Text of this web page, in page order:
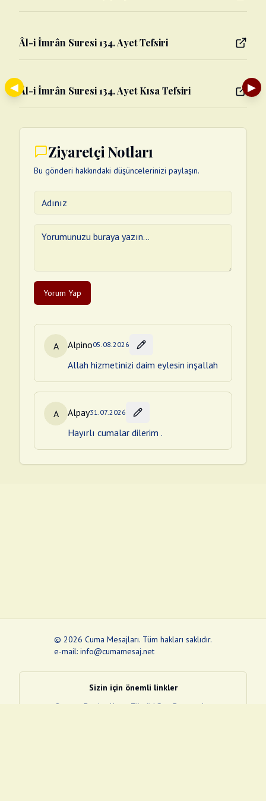
Âl-i İmrân Suresi 134. Ayet Tefsiri
Âl-i İmrân Suresi 134. Ayet Kısa Tefsiri
Ziyaretçi Notları
Bu gönderi hakkındaki düşüncelerinizi paylaşın.
Yorum Yap
A Alpino05.08.2026
Allah hizmetinizi daim eylesin inşallah
A Alpay31.07.2026
Hayırlı cumalar dilerim .
◀ ▶
© 2026 Cuma Mesajları. Tüm hakları saklıdır.
e-mail: info@cumamesaj.net
Sizin için önemli linkler
Quran
e-Devlet Kapısı Tüvtürk Son Depremler